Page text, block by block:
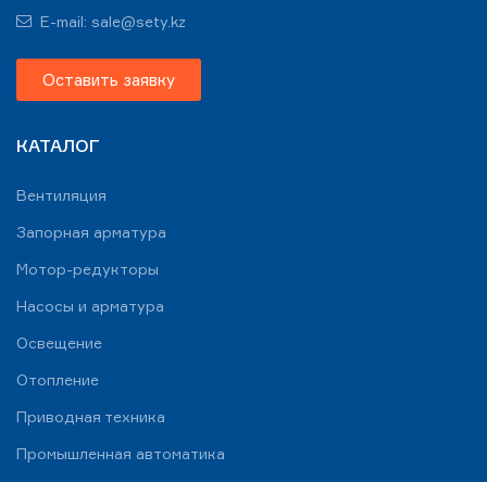
E-mail: sale@sety.kz
Оставить заявку
КАТАЛОГ
Вентиляция
Запорная арматура
Мотор-редукторы
Насосы и арматура
Освещение
Отопление
Приводная техника
Промышленная автоматика